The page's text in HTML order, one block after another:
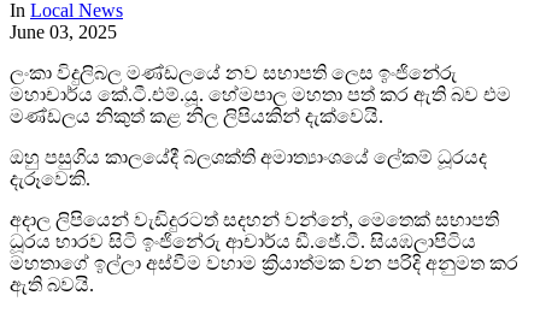
In Local News
June 03, 2025
ලංකා විදුලිබල මණ්ඩලයේ නව සභාපති ලෙස ඉංජිනේරු
මහාචාර්ය කේ.ටී.එම්.යූ. හේමපාල මහතා පත් කර ඇති බව එම
මණ්ඩලය නිකුත් කළ නිල ලිපියකින් දැක්වෙයි.
ඔහු පසුගිය කාලයේදී බලශක්ති අමාත්‍යාංශයේ ලේකම් ධූරයද
දැරූවෙකි.
අදාල ලිපියෙන් වැඩිදුරටත් සදහන් වන්නේ, මෙතෙක් සභාපති
ධූරය භාරව සිටි ඉංජිනේරු ආචාර්ය ඩී.ජේ.ටී. සියඹලාපිටිය
මහතාගේ ඉල්ලා අස්වීම වහාම ක්‍රියාත්මක වන පරිදි අනුමත කර
ඇති බවයි.